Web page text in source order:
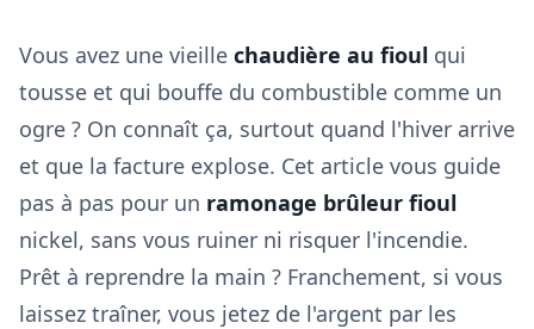
Vous avez une vieille chaudière au fioul qui
tousse et qui bouffe du combustible comme un
ogre ? On connaît ça, surtout quand l'hiver arrive
et que la facture explose. Cet article vous guide
pas à pas pour un ramonage brûleur fioul
nickel, sans vous ruiner ni risquer l'incendie.
Prêt à reprendre la main ? Franchement, si vous
laissez traîner, vous jetez de l'argent par les